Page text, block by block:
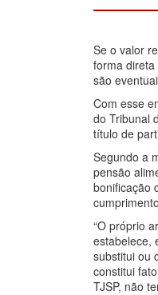
Se o valor
forma
são
Com esse
do Tribunal
título de
Segundo a
pensão
bonificação
“O próprio
estabelece,
substitui ou
constitui
TJSP, não